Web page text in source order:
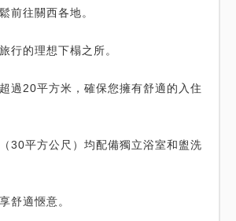
前往關西各地。
行的理想下榻之所。
過20平方米，確保您擁有舒適的入住
30平方公尺）均配備獨立浴室和盥洗
舒適愜意。